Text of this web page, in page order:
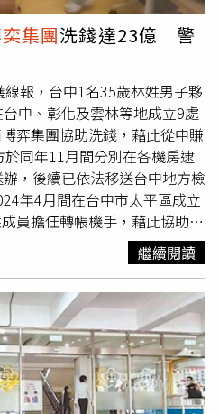
今年6月3日，高雄地檢署檢
動工作站、高雄市調查處、高
在高雄、台北、屏東共12處同
元，並向法院聲請扣押「台
元及不動產1處，拘提黃柏菖
黃柏菖6人涉犯《洗錢防制
疑重大且有逃亡、串證之虞，
實際負責人簡坤松當天就潛逃
日對簡坤松發布通緝。
集團洗錢達23億 警
報，台中1名35歲林姓男子夥
中、彰化及雲林等地成立9處
弈集團協助洗錢，藉此從中賺
同年11月間分別在各機房逮
，後續已依法移送台中地方檢
年4月間在台中市太平區成立
員擔任轉帳機手，藉此協助泰
，同時透過泰國人頭帳戶進行
男在台中市北區、大甲區及大
崙背鄉成立機房，藉此混淆警
使用。警方說明，刑事局中打
男在台中、彰化及雲林等縣
為單位並透過國內地下管道進
流分析後，隨即報請台中地檢
第六分局、彰化縣員林分局及
繼續閱讀